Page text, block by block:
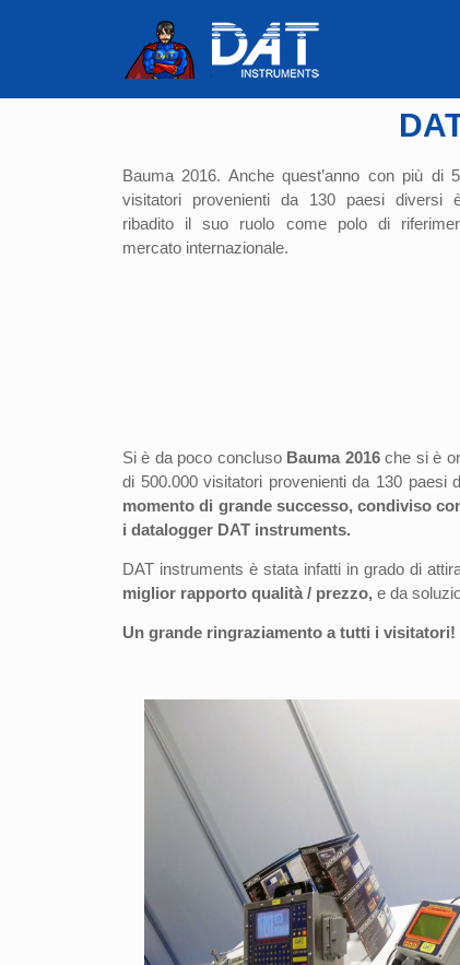
Bauma 2016. Anche quest’anno con più di
visitatori provenienti da 130 paesi diversi
ribadito il suo ruolo come polo di
mercato internazionale.
Si è da poco conclusoBauma 2016che si è
di 500.000 visitatori provenienti da 130 paesi
momento di grande successo, condiviso
i datalogger DAT instruments.
DAT instruments è stata infatti in grado di
miglior rapporto qualità / prezzo, e da
Un grande ringraziamento a tutti i visitatori!